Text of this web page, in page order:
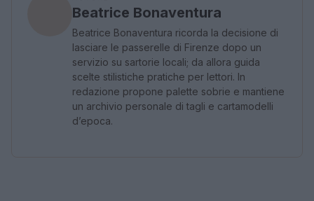
Beatrice Bonaventura
Beatrice Bonaventura ricorda la decisione di
lasciare le passerelle di Firenze dopo un
servizio su sartorie locali; da allora guida
scelte stilistiche pratiche per lettori. In
redazione propone palette sobrie e mantiene
un archivio personale di tagli e cartamodelli
d’epoca.